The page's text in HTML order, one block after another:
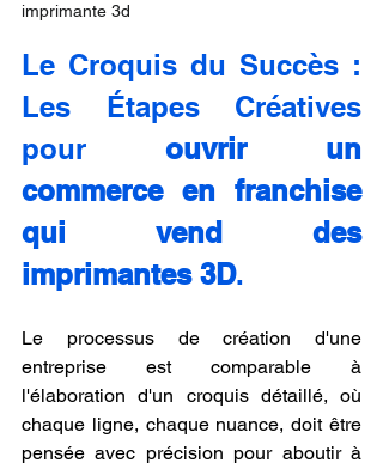
imprimante 3d
Le Croquis du Succès :
Les Étapes Créatives
pour ouvrir un
commerce en franchise
qui vend des
imprimantes 3D.
Le processus de création d'une
entreprise est comparable à
l'élaboration d'un croquis détaillé, où
chaque ligne, chaque nuance, doit être
pensée avec précision pour aboutir à